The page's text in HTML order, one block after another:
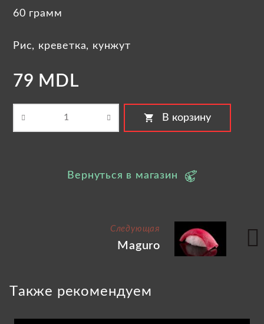
60 грамм
Рис, креветка, кунжут
79 MDL
shopping_cart В корзину
Вернуться в магазин
Следующая
Maguro
Tакже рекомендуем